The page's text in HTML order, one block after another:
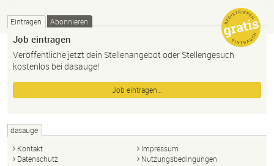
Eintragen Abonnieren
Job eintragen
Veröffentliche jetzt dein Stellenangebot oder Stellengesuch
kostenlos bei dasauge!
Job eintragen…
dasauge
Kontakt
Impressum
Datenschutz
Nutzungsbedingungen